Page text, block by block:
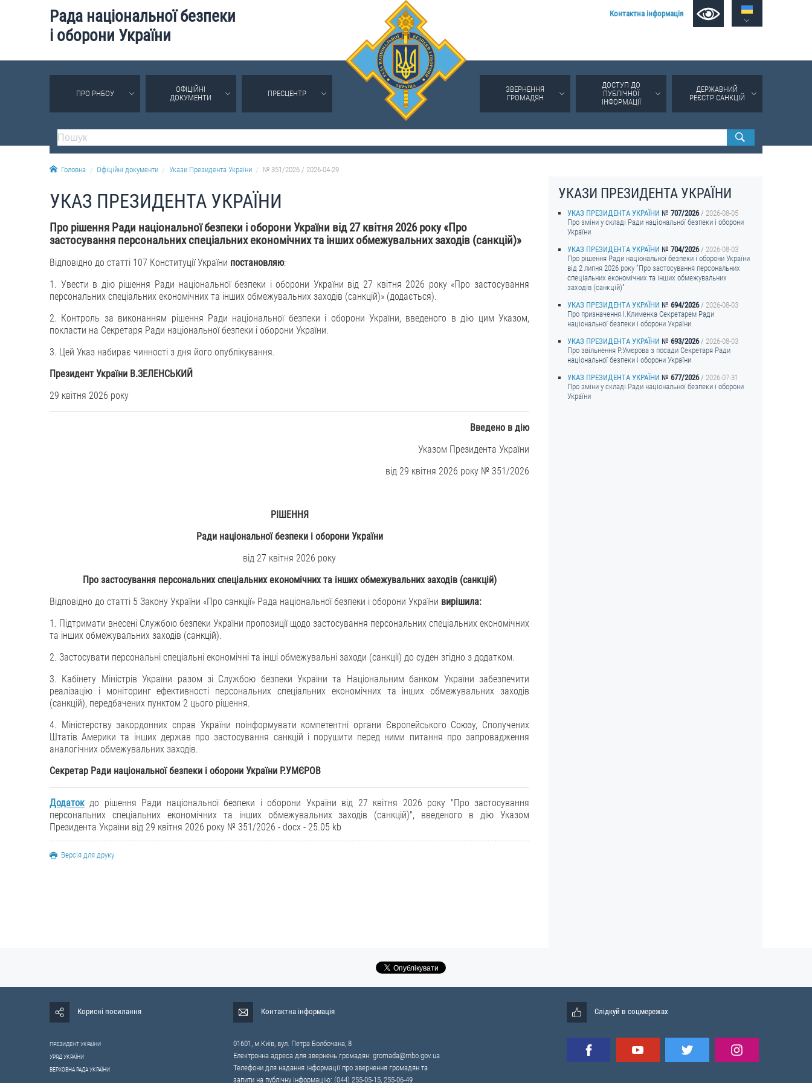
Рада національної безпеки
і оборони України
Контактна інформація
ПРО РНБОУ
ОФІЦІЙНІ
ДОКУМЕНТИ
ПРЕСЦЕНТР
ЗВЕРНЕННЯ
ГРОМАДЯН
ДОСТУП ДО
ПУБЛІЧНОЇ
ІНФОРМАЦІЇ
ДЕРЖАВНИЙ
РЕЄСТР САНКЦІЙ
Головна Офіційні документи Укази Президента України № 351/2026 / 2026-04-29
УКАЗ ПРЕЗИДЕНТА УКРАЇНИ
Про рішення Ради національної безпеки і оборони України від 27 квітня 2026 року «Про
застосування персональних спеціальних економічних та інших обмежувальних заходів (санкцій)»
Відповідно до статті 107 Конституції України постановляю:
1. Увести в дію рішення Ради національної безпеки і оборони України від 27 квітня 2026 року «Про застосування
персональних спеціальних економічних та інших обмежувальних заходів (санкцій)» (додається).
2. Контроль за виконанням рішення Ради національної безпеки і оборони України, введеного в дію цим Указом,
покласти на Секретаря Ради національної безпеки і оборони України.
3. Цей Указ набирає чинності з дня його опублікування.
Президент України В.ЗЕЛЕНСЬКИЙ
29 квітня 2026 року
Введено в дію
Указом Президента України
від 29 квітня 2026 року № 351/2026
РІШЕННЯ
Ради національної безпеки і оборони України
від 27 квітня 2026 року
Про застосування персональних спеціальних економічних та інших обмежувальних заходів (санкцій)
Відповідно до статті 5 Закону України «Про санкції» Рада національної безпеки і оборони України вирішила:
1. Підтримати внесені Службою безпеки України пропозиції щодо застосування персональних спеціальних економічних
та інших обмежувальних заходів (санкцій).
2. Застосувати персональні спеціальні економічні та інші обмежувальні заходи (санкції) до суден згідно з додатком.
3. Кабінету Міністрів України разом зі Службою безпеки України та Національним банком України забезпечити
реалізацію і моніторинг ефективності персональних спеціальних економічних та інших обмежувальних заходів
(санкцій), передбачених пунктом 2 цього рішення.
4. Міністерству закордонних справ України поінформувати компетентні органи Європейського Союзу, Сполучених
Штатів Америки та інших держав про застосування санкцій і порушити перед ними питання про запровадження
аналогічних обмежувальних заходів.
Секретар Ради національної безпеки і оборони України Р.УМЄРОВ
Додаток до рішення Ради національної безпеки і оборони України від 27 квітня 2026 року "Про застосування
персональних спеціальних економічних та інших обмежувальних заходів (санкцій)", введеного в дію Указом
Президента України від 29 квітня 2026 року № 351/2026 - docx - 25.05 kb
Версія для друку
УКАЗИ ПРЕЗИДЕНТА УКРАЇНИ
УКАЗ ПРЕЗИДЕНТА УКРАЇНИ 707/2026
2026-08-05
Про зміни у складі Ради національної безпеки і оборони
України
УКАЗ ПРЕЗИДЕНТА УКРАЇНИ
704/2026
2026-08-03
Про рішення Ради національної безпеки і оборони України
від 2 липня 2026 року "Про застосування персональних
спеціальних економічних та інших обмежувальних
заходів (санкцій)"
УКАЗ ПРЕЗИДЕНТА УКРАЇНИ
694/2026
2026-08-03
Про призначення I.Клименка Секретарем Ради
національної безпеки і оборони України
УКАЗ ПРЕЗИДЕНТА УКРАЇНИ
693/2026
2026-08-03
Про звільнення Р.Умєрова з посади Секретаря Ради
національної безпеки і оборони України
УКАЗ ПРЕЗИДЕНТА УКРАЇНИ
677/2026
2026-07-31
Про зміни у складі Ради національної безпеки і оборони
України
Корисні посилання
ПРЕЗИДЕНТ УКРАЇНИ
УРЯД УКРАЇНИ
ВЕРХОВНА РАДА УКРАЇНИ
Контактна інформація
01601, м.Київ, вул. Петра Болбочана, 8
Електронна адреса для звернень громадян: gromada@rnbo.gov.ua
Телефони для надання інформації про звернення громадян та
запити на публічну інформацію: (044) 255-05-15, 255-06-49
Слідкуй в соцмережах